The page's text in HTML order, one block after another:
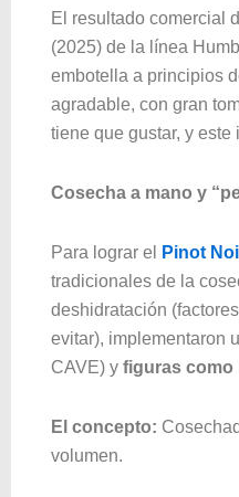
El resultado comercial
(2025) de la línea
embotella a principios
agradable, con gran
tiene que gustar, y este
Cosecha a mano y
Para lograr el Pinot
tradicionales de la
deshidratación
evitar), implementaron
CAVE) y figuras como
El concepto:
volumen.